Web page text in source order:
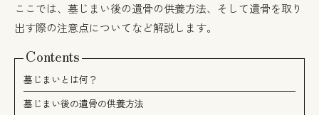
ここでは、墓じまい後の遺骨の供養方法、そして遺骨を取り
出す際の注意点についてなど解説します。
Contents
墓じまいとは何？
墓じまい後の遺骨の供養方法